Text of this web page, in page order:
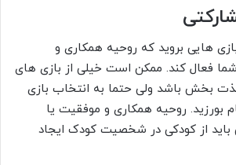
هایی بروید که روحیه همکاری و
فعال کند. ممکن است خیلی از بازی های
لذت بخش باشد ولی حتما به انتخاب بازی
بورزید. روحیه همکاری و موفقیت یا
از کودکی در شخصیت کودک ایجاد